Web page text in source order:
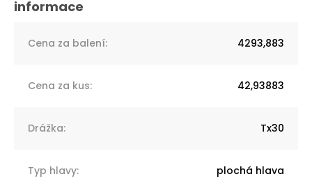
Cena za balení: 4293,883
Cena za kus: 42,93883
Drážka: Tx30
Typ hlavy: plochá hlava